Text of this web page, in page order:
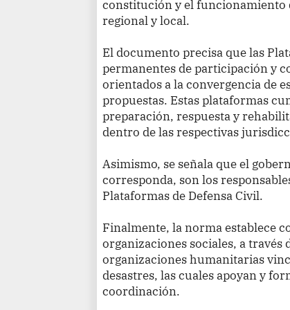
constitución y el funcionamiento
regional y local.
El documento precisa que las
permanentes de participación y
orientados a la convergencia de
propuestas. Estas plataformas
preparación, respuesta y
dentro de las respectivas
Asimismo, se señala que el
corresponda, son los
Plataformas de Defensa Civil.
Finalmente, la norma establece
organizaciones sociales, a través
organizaciones humanitarias
desastres, las cuales apoyan y
coordinación.